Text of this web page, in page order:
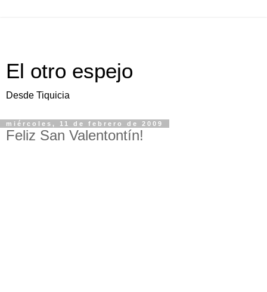
El otro espejo
Desde Tiquicia
miércoles, 11 de febrero de 2009
Feliz San Valentontín!